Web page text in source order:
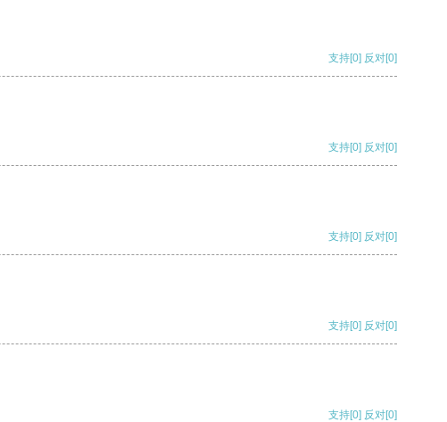
支持[0] 反对[0]
支持[0] 反对[0]
支持[0] 反对[0]
支持[0] 反对[0]
支持[0] 反对[0]